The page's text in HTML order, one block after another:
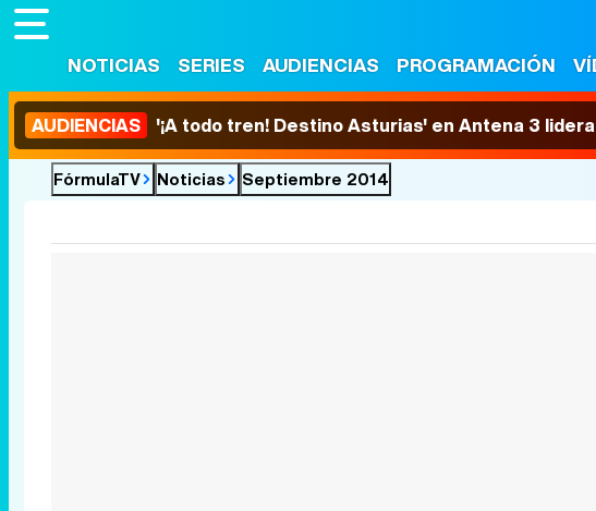
NOTICIAS SERIES AUDIENCIAS PROGRAMACIÓN
AUDIENCIAS '¡A todo tren! Destino Asturias' en Antena 3
FórmulaTV Noticias Septiembre 2014